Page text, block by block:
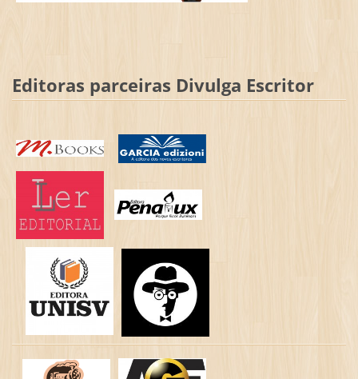
Editoras parceiras Divulga Escritor